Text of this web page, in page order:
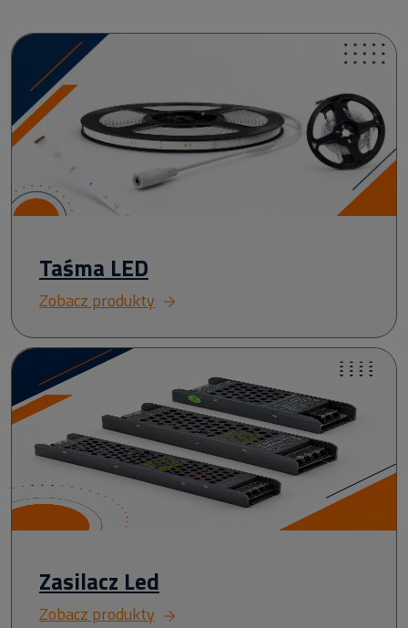
Taśma LED
Zobacz produkty
Zasilacz Led
Zobacz produkty